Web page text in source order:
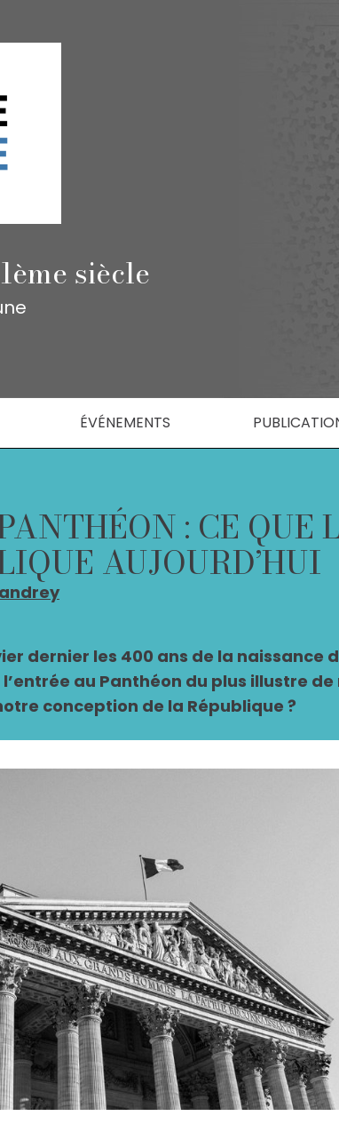
siècle
ÉVÉNEMENTS
: CE QUE
AUJOURD’HUI
dernier les 400 ans de la naissance
au Panthéon du plus illustre
conception de la République ?